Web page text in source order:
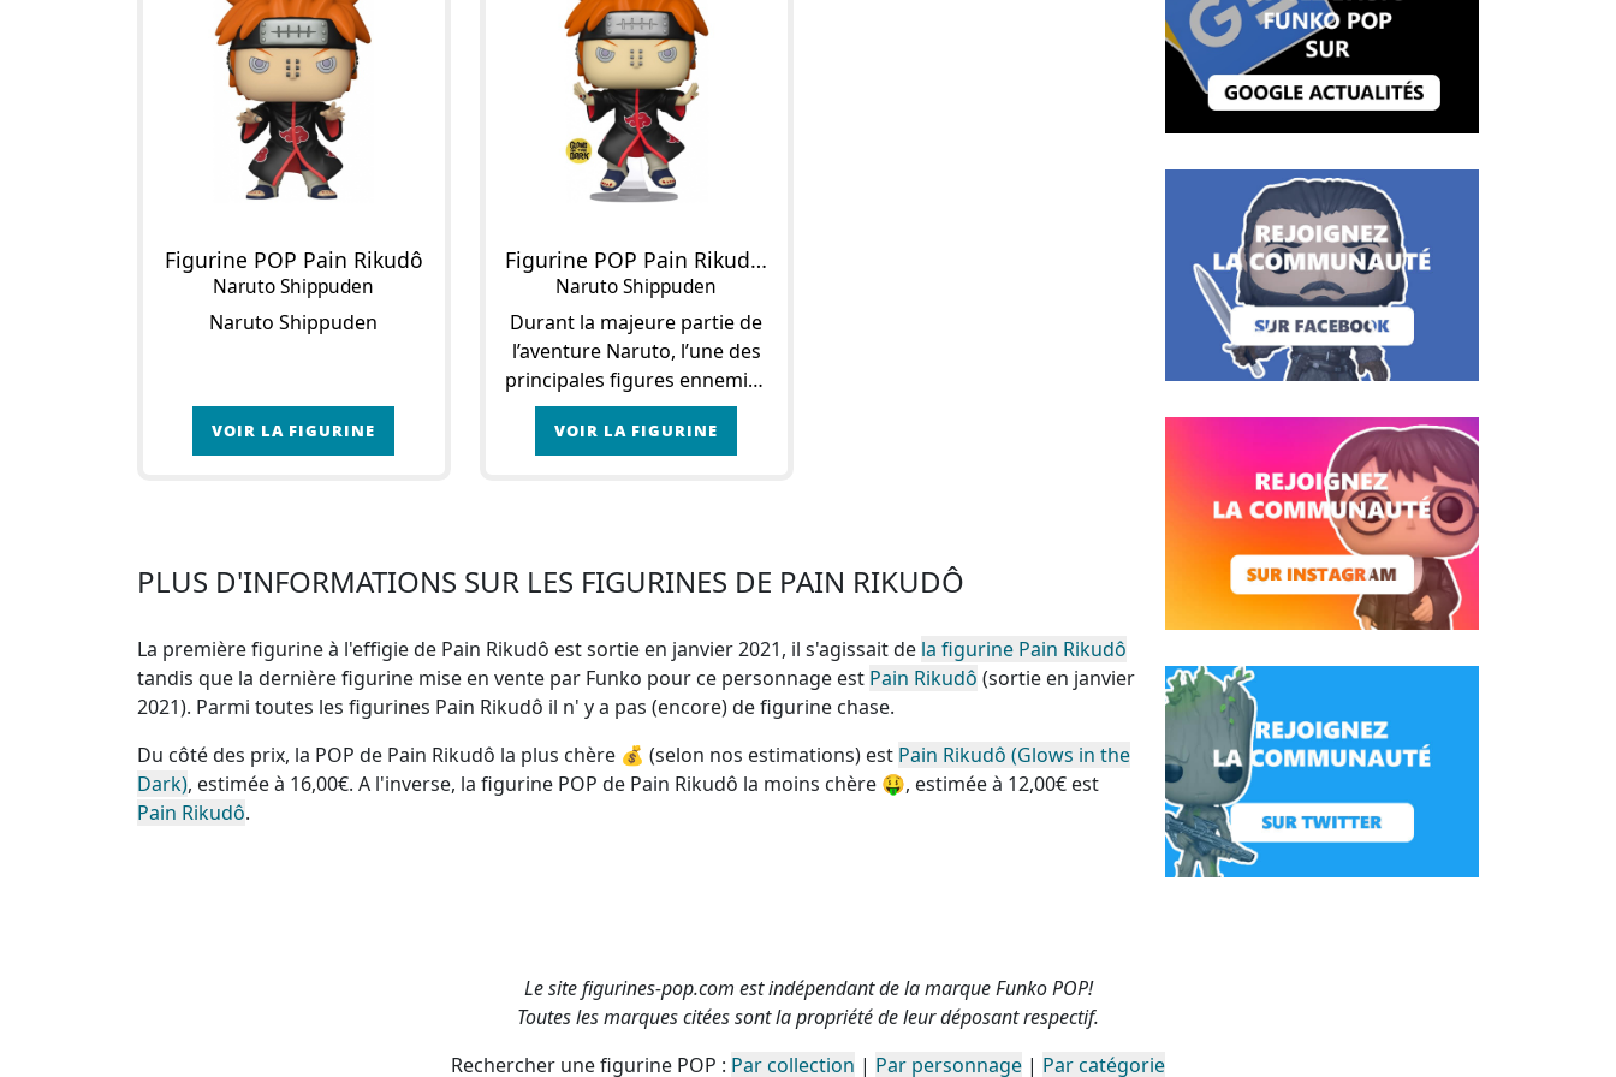
Figurine POP Pain Rikudô
Naruto Shippuden
Naruto Shippuden
VOIR LA FIGURINE
Figurine POP Pain Rikudô (Glows in the Dark)
Naruto Shippuden
Durant la majeure partie de
l’aventure Naruto, l’une des
principales figures ennemies
à se manifester sur le
parcours des ninjas de
VOIR LA FIGURINE
PLUS D'INFORMATIONS SUR LES FIGURINES DE PAIN RIKUDÔ
La première figurine à l'effigie de Pain Rikudô est sortie en janvier 2021, il s'agissait de la figurine Pain Rikudô
tandis que la dernière figurine mise en vente par Funko pour ce personnage est Pain Rikudô (sortie en janvier
2021). Parmi toutes les figurines Pain Rikudô il n' y a pas (encore) de figurine chase.
Du côté des prix, la POP de Pain Rikudô la plus chère 💰 (selon nos estimations) est Pain Rikudô (Glows in the
Dark), estimée à 16,00€. A l'inverse, la figurine POP de Pain Rikudô la moins chère 🤑, estimée à 12,00€ est
Pain Rikudô.
Le site figurines-pop.com est indépendant de la marque Funko POP!
Toutes les marques citées sont la propriété de leur déposant respectif.
Rechercher une figurine POP : Par collection | Par personnage | Par catégorie